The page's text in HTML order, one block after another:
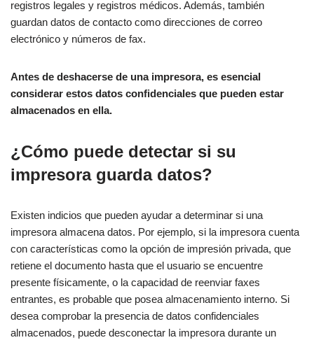
registros legales y registros médicos. Además, también
guardan datos de contacto como direcciones de correo
electrónico y números de fax.
Antes de deshacerse de una impresora, es esencial
considerar estos datos confidenciales que pueden estar
almacenados en ella.
¿Cómo puede detectar si su
impresora guarda datos?
Existen indicios que pueden ayudar a determinar si una
impresora almacena datos. Por ejemplo, si la impresora cuenta
con características como la opción de impresión privada, que
retiene el documento hasta que el usuario se encuentre
presente físicamente, o la capacidad de reenviar faxes
entrantes, es probable que posea almacenamiento interno. Si
desea comprobar la presencia de datos confidenciales
almacenados, puede desconectar la impresora durante un